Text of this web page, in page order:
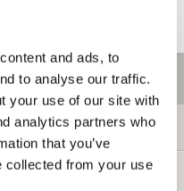
and ads, to
to analyse our traffic.
your use of our site with
analytics partners who
that you’ve
collected from your use